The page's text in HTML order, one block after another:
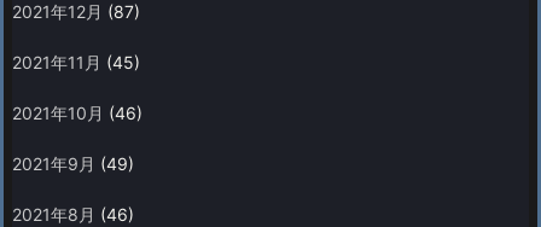
2021年12月 (87)
2021年11月 (45)
2021年10月 (46)
2021年9月 (49)
2021年8月 (46)